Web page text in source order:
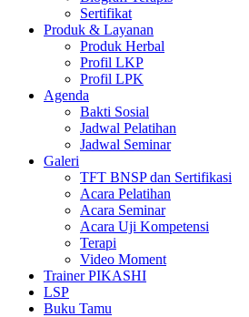
Sertifikat
Produk & Layanan
Produk Herbal
Profil LKP
Profil LPK
Agenda
Bakti Sosial
Jadwal Pelatihan
Jadwal Seminar
Galeri
TFT BNSP dan Sertifikasi
Acara Pelatihan
Acara Seminar
Acara Uji Kompetensi
Terapi
Video Moment
Trainer PIKASHI
LSP
Buku Tamu